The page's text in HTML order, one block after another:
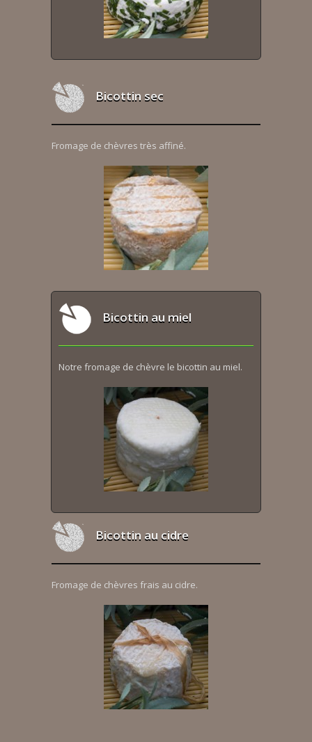
Bicottin sec
Fromage de chèvres très affiné.
Bicottin au miel
Notre fromage de chèvre le bicottin au miel.
Bicottin au cidre
Fromage de chèvres frais au cidre.